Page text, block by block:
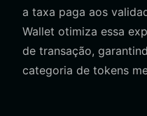
a taxa paga aos
Wallet otimiza essa
de transação,
categoria de tokens